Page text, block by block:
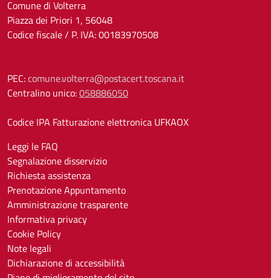
Comune di Volterra
Piazza dei Priori 1, 56048
Codice fiscale / P. IVA: 00183970508
PEC:comune.volterra@postacert.toscana.it
Centralino unico:058886050
Codice IPA Fatturazione elettronica UFKAOX
Leggi le FAQ
Segnalazione disservizio
Richiesta assistenza
Prenotazione Appuntamento
Amministrazione trasparente
Informativa privacy
Cookie Policy
Note legali
Dichiarazione di accessibilità